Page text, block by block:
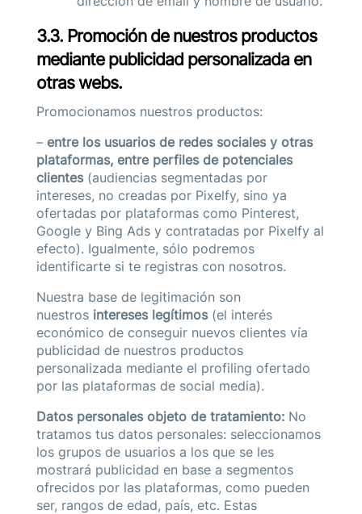
3.3. Promoción de nuestros productos
mediante publicidad personalizada en
otras webs.
Promocionamos nuestros productos:
– entre los usuarios de redes sociales y otras
plataformas, entre perfiles de potenciales
clientes (audiencias segmentadas por
intereses, no creadas por Pixelfy, sino ya
ofertadas por plataformas como Pinterest,
Google y Bing Ads y contratadas por Pixelfy al
efecto). Igualmente, sólo podremos
identificarte si te registras con nosotros.
Nuestra base de legitimación son
nuestros intereses legítimos (el interés
económico de conseguir nuevos clientes vía
publicidad de nuestros productos
personalizada mediante el profiling ofertado
por las plataformas de social media).
Datos personales objeto de tratamiento: No
tratamos tus datos personales: seleccionamos
los grupos de usuarios a los que se les
mostrará publicidad en base a segmentos
ofrecidos por las plataformas, como pueden
ser, rangos de edad, país, etc. Estas